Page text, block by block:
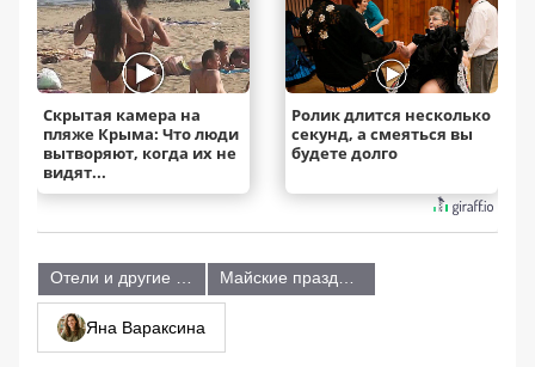
Скрытая камера на
пляже Крыма: Что люди
вытворяют, когда их не
видят...
Ролик длится несколько
секунд, а смеяться вы
будете долго
Яна Вараксина